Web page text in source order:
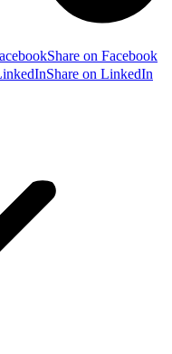
Share on Facebook
Share on LinkedIn